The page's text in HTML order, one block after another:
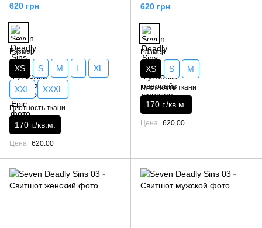
620 грн
Размер
XS S M L XL
XXL XXXL
Плотность ткани
170 г./кв.м.
Цена 620.00
620 грн
Размер
XS S M
Плотность ткани
170 г./кв.м.
Цена 620.00